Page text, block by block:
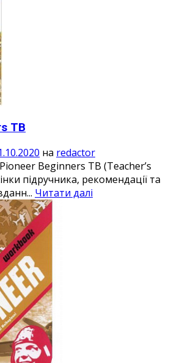
TB
на redactor
Beginners TB (Teacher’s
підручника, рекомендації та
Читати далі